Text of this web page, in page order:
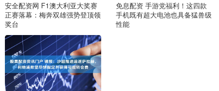
安全配资网 F1澳大利亚大奖赛
正赛落幕：梅奔双雄强势登顶领
奖台
免息配资 手游党福利！这四款
手机既有超大电池也具备猛兽级
性能